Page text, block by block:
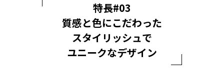
特長#03
質感と色にこだわった
スタイリッシュで
ユニークなデザイン